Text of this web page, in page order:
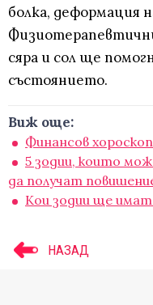
болка, деформация
сяра и сол ще
състоянието.
Виж още:
Финансов
5 зодии, които
да получат
Кои зодии ще
НАЗАД